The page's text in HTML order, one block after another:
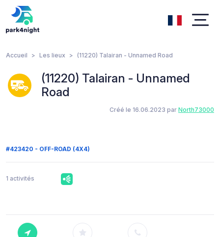
Accueil Les lieux (11220) Talairan - Unnamed Road
(11220) Talairan - Unnamed
Road
Créé le 16.06.2023 par North73000
#423420 - OFF-ROAD (4X4)
1 activités